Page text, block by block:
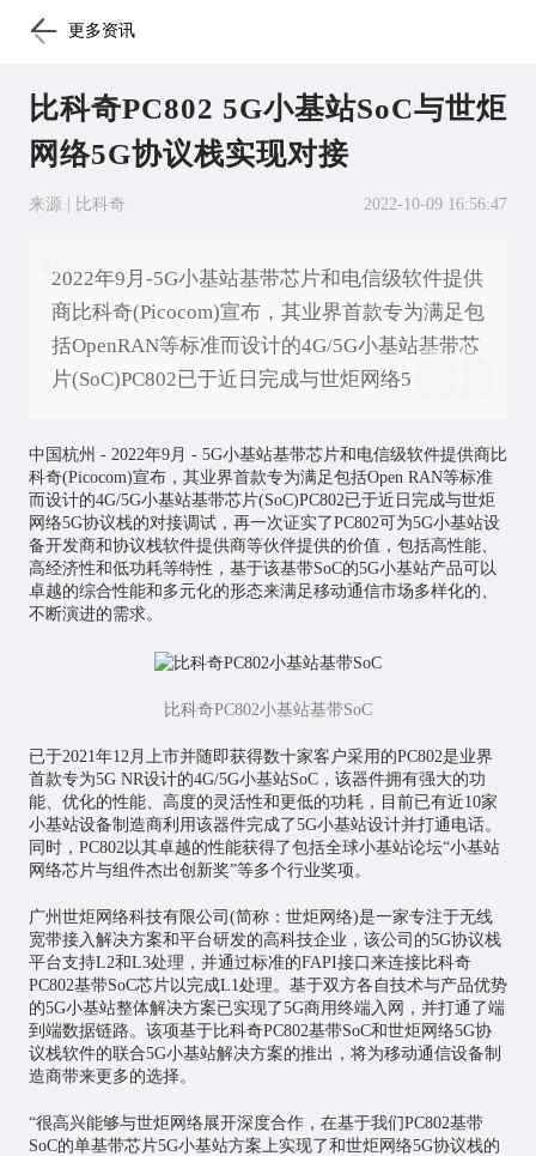
更多资讯
比科奇PC802 5G小基站SoC与世炬
网络5G协议栈实现对接
来源 | 比科奇 2022-10-09 16:56:47
2022年9月-5G小基站基带芯片和电信级软件提供
商比科奇(Picocom)宣布，其业界首款专为满足包
括OpenRAN等标准而设计的4G/5G小基站基带芯
片(SoC)PC802已于近日完成与世炬网络5
中国杭州 - 2022年9月 - 5G小基站基带芯片和电信级软件提供商比
科奇(Picocom)宣布，其业界首款专为满足包括Open RAN等标准
而设计的4G/5G小基站基带芯片(SoC)PC802已于近日完成与世炬
网络5G协议栈的对接调试，再一次证实了PC802可为5G小基站设
备开发商和协议栈软件提供商等伙伴提供的价值，包括高性能、
高经济性和低功耗等特性，基于该基带SoC的5G小基站产品可以
卓越的综合性能和多元化的形态来满足移动通信市场多样化的、
不断演进的需求。
比科奇PC802小基站基带SoC
已于2021年12月上市并随即获得数十家客户采用的PC802是业界
首款专为5G NR设计的4G/5G小基站SoC，该器件拥有强大的功
能、优化的性能、高度的灵活性和更低的功耗，目前已有近10家
小基站设备制造商利用该器件完成了5G小基站设计并打通电话。
同时，PC802以其卓越的性能获得了包括全球小基站论坛“小基站
网络芯片与组件杰出创新奖”等多个行业奖项。
广州世炬网络科技有限公司(简称：世炬网络)是一家专注于无线
宽带接入解决方案和平台研发的高科技企业，该公司的5G协议栈
平台支持L2和L3处理，并通过标准的FAPI接口来连接比科奇
PC802基带SoC芯片以完成L1处理。基于双方各自技术与产品优势
的5G小基站整体解决方案已实现了5G商用终端入网，并打通了端
到端数据链路。该项基于比科奇PC802基带SoC和世炬网络5G协
议栈软件的联合5G小基站解决方案的推出，将为移动通信设备制
造商带来更多的选择。
“很高兴能够与世炬网络展开深度合作，在基于我们PC802基带
SoC的单基带芯片5G小基站方案上实现了和世炬网络5G协议栈的